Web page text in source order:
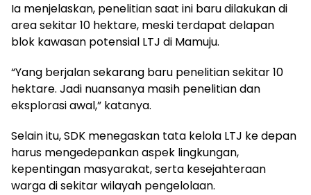
Ia menjelaskan, penelitian saat ini baru dilakukan di
area sekitar 10 hektare, meski terdapat delapan
blok kawasan potensial LTJ di Mamuju.
“Yang berjalan sekarang baru penelitian sekitar 10
hektare. Jadi nuansanya masih penelitian dan
eksplorasi awal,” katanya.
Selain itu, SDK menegaskan tata kelola LTJ ke depan
harus mengedepankan aspek lingkungan,
kepentingan masyarakat, serta kesejahteraan
warga di sekitar wilayah pengelolaan.